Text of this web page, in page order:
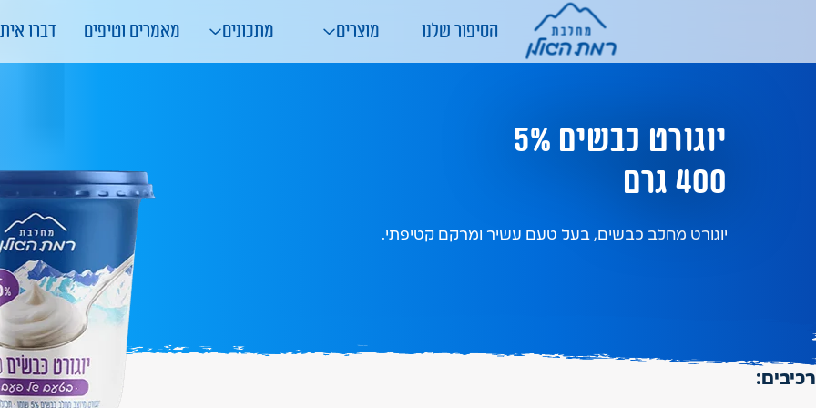
הסיפור שלנו מוצרים מתכונים מאמרים וטיפים דברו
יוגורט כבשים 5%
400 גרם
יוגורט מחלב כבשים, בעל טעם עשיר ומרקם קטיפתי.
רכיבים: